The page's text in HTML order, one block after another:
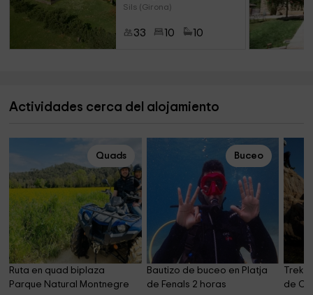
Sils (Girona)
33 10 10
Actividades cerca del alojamiento
Quads
Ruta en quad biplaza
Parque Natural Montnegre
Buceo
Bautizo de buceo en Platja
de Fenals 2 horas
de